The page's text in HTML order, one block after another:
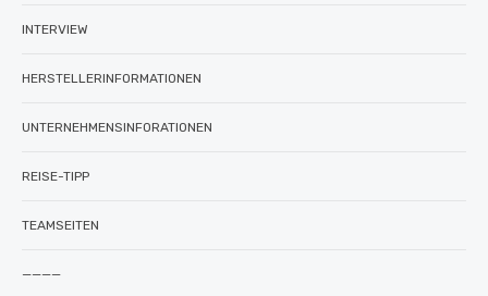
INTERVIEW
HERSTELLERINFORMATIONEN
UNTERNEHMENSINFORATIONEN
REISE-TIPP
TEAMSEITEN
————